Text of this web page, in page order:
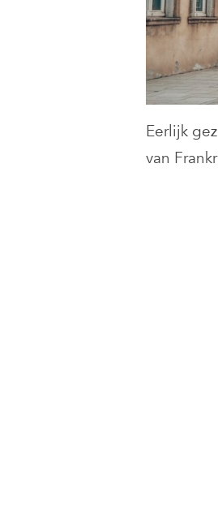
Eerlijk
van